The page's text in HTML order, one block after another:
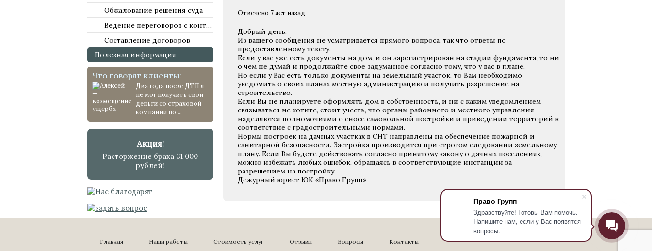
Право Групп
Здравствуйте! Готовы Вам помочь.
Напишите нам, если у Вас появятся
вопросы.
Обжалование решения суда
Ведение переговоров с контрагентами
Составление договоров
Полезная информация
Что говорят клиенты:
Два года после ДТП я
не мог получить свои
деньги со страховой
компании по ...
Акция!
Расторжение брака 31 000
рублей!
Отвечено 7 лет назад
Добрый день.
Из вашего сообщения не усматривается прямого вопроса, так что ответы по
предоставленному тексту.
Если у вас уже есть документы на дом, и он зарегистрирован на стадии фундамента, то ни
о чем не думай и продолжайте свое задуманное согласно тому, что у вас в плане.
Но если у Вас есть только документы на земельный участок, то Вам необходимо
уведомить о своих планах местную администрацию и получить разрешение на
строительство.
Если Вы не планируете оформлять дом в собственность, и ни с каким уведомлением
связываться не хотите, стоит учесть, что органы районного и местного управления
наделяются полномочиями о сносе самовольной постройки и приведении территорий в
соответствие с градостроительными нормами.
Нормы построек на дачных участках в СНТ направлены на обеспечение пожарной и
санитарной безопасности. Застройка производится при строгом следовании земельному
плану. Если Вы будете действовать согласно принятому закону о дачных поселениях,
можно избежать любых ошибок, обращаясь в соответствующие инстанции за
разрешением на постройку.
Дежурный юрист ЮК «Право Групп»
Главная Наши работы Стоимость услуг Отзывы Вопросы Контакты